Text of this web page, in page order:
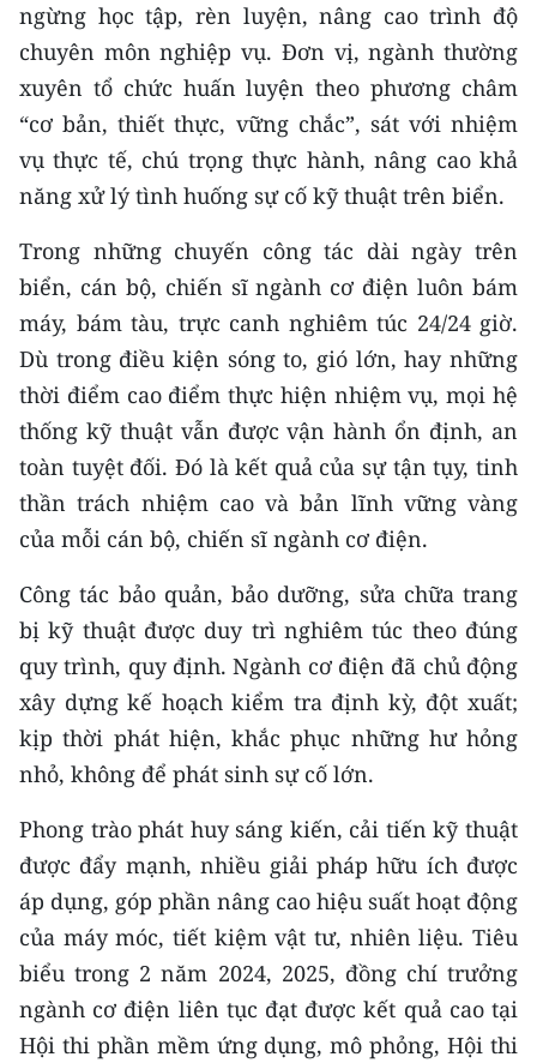
CHUYÊN ĐỀ
CÁC CHUYÊN TRANG
VỀ BÁO NHÂN DÂN
NHÂN DÂN CUỐI TUẦN
NHÂN DÂN HẰNG THÁNG
MUA BÁO
ĐỌC BÁO IN
ENGLISH
中文
FRANÇAIS
РУССКИЙ
ESPAÑOL
한국어
ngừng học tập, rèn luyện, nâng cao trình độ
chuyên môn nghiệp vụ. Đơn vị, ngành thường
xuyên tổ chức huấn luyện theo phương châm
“cơ bản, thiết thực, vững chắc”, sát với nhiệm
vụ thực tế, chú trọng thực hành, nâng cao khả
năng xử lý tình huống sự cố kỹ thuật trên biển.
Trong những chuyến công tác dài ngày trên
biển, cán bộ, chiến sĩ ngành cơ điện luôn bám
máy, bám tàu, trực canh nghiêm túc 24/24 giờ.
Dù trong điều kiện sóng to, gió lớn, hay những
thời điểm cao điểm thực hiện nhiệm vụ, mọi hệ
thống kỹ thuật vẫn được vận hành ổn định, an
toàn tuyệt đối. Đó là kết quả của sự tận tụy, tinh
thần trách nhiệm cao và bản lĩnh vững vàng
của mỗi cán bộ, chiến sĩ ngành cơ điện.
Công tác bảo quản, bảo dưỡng, sửa chữa trang
bị kỹ thuật được duy trì nghiêm túc theo đúng
quy trình, quy định. Ngành cơ điện đã chủ động
xây dựng kế hoạch kiểm tra định kỳ, đột xuất;
kịp thời phát hiện, khắc phục những hư hỏng
nhỏ, không để phát sinh sự cố lớn.
Phong trào phát huy sáng kiến, cải tiến kỹ thuật
được đẩy mạnh, nhiều giải pháp hữu ích được
áp dụng, góp phần nâng cao hiệu suất hoạt động
của máy móc, tiết kiệm vật tư, nhiên liệu. Tiêu
biểu trong 2 năm 2024, 2025, đồng chí trưởng
ngành cơ điện liên tục đạt được kết quả cao tại
Hội thi phần mềm ứng dụng, mô phỏng, Hội thi